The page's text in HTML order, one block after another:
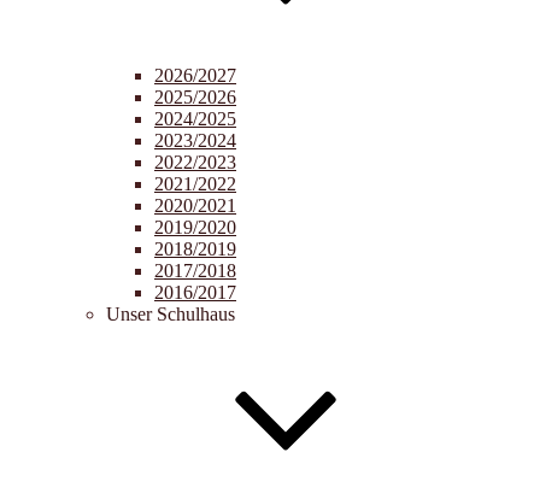
2026/2027
2025/2026
2024/2025
2023/2024
2022/2023
2021/2022
2020/2021
2019/2020
2018/2019
2017/2018
2016/2017
Unser Schulhaus